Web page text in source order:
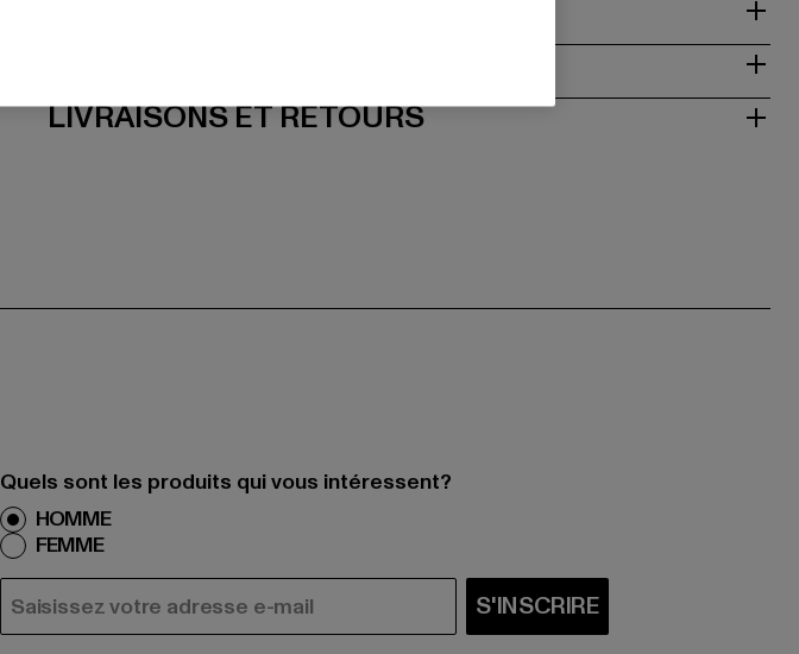
LIVRAISONS ET RETOURS
Quels sont les produits qui vous intéressent?
HOMME
FEMME
COURRIEL S'INSCRIRE